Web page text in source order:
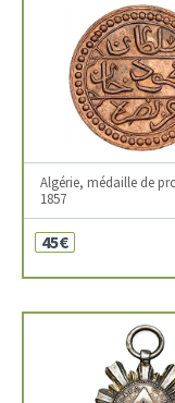
Algérie, médaille de
1857
45€